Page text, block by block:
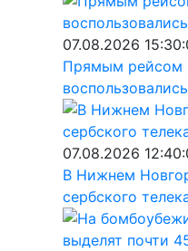
07.08.2026
Прямым рейсом
07.08.2026
В Нижнем
сербского